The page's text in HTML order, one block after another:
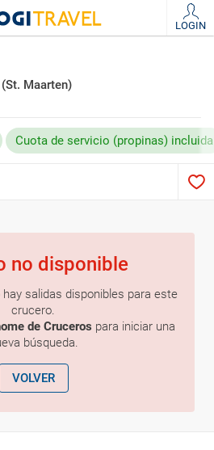
LOGIN
Maarten)
Cuota de servicio (propinas) incluida
no disponible
salidas disponibles para este
crucero.
de Cruceros para iniciar una
búsqueda.
VOLVER